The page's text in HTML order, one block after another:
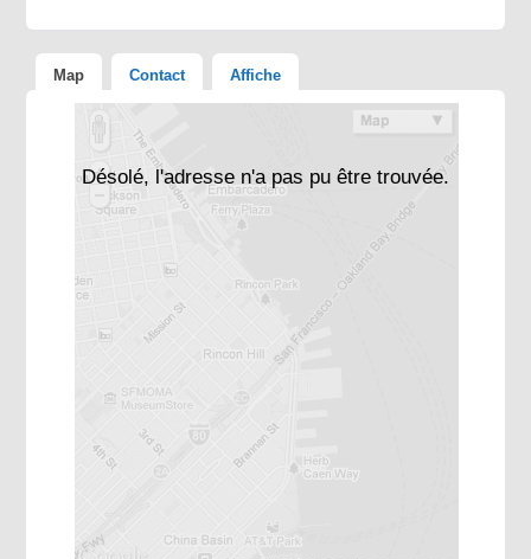
Map Contact Affiche
Désolé, l'adresse n'a pas pu être trouvée.